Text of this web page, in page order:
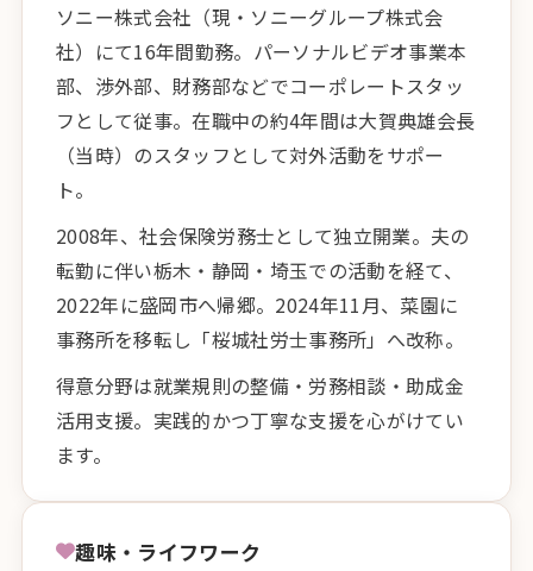
ソニー株式会社（現・ソニーグループ株式会
社）にて16年間勤務。パーソナルビデオ事業本
部、渉外部、財務部などでコーポレートスタッ
フとして従事。在職中の約4年間は大賀典雄会長
（当時）のスタッフとして対外活動をサポー
ト。
2008年、社会保険労務士として独立開業。夫の
転勤に伴い栃木・静岡・埼玉での活動を経て、
2022年に盛岡市へ帰郷。2024年11月、菜園に
事務所を移転し「桜城社労士事務所」へ改称。
得意分野は就業規則の整備・労務相談・助成金
活用支援。実践的かつ丁寧な支援を心がけてい
ます。
趣味・ライフワーク